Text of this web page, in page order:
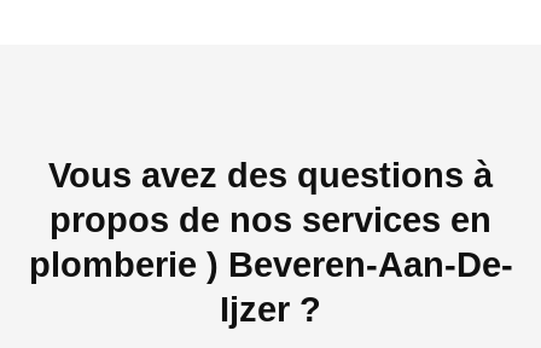
Vous avez des questions à
propos de nos services en
plomberie ) Beveren-Aan-De-
Ijzer ?